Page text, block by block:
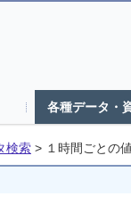
各種データ・
検索 > １時間ごとの